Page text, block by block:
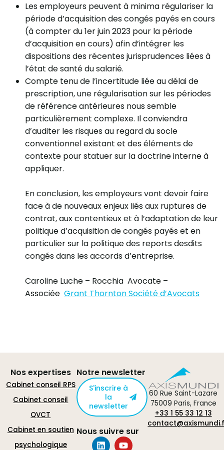
Les employeurs peuvent à minima régulariser la
période d’acquisition des congés payés en cours
(à compter du 1er juin 2023 pour la période
d’acquisition en cours) afin d’intégrer les
dispositions des récentes jurisprudences liées à
l’état de santé du salarié.
Compte tenu de l’incertitude liée au délai de
prescription, une régularisation sur les périodes
de référence antérieures nous semble
particulièrement complexe. Il conviendra
d’auditer les risques au regard du socle
conventionnel existant et des éléments de
contexte pour statuer sur la doctrine interne à
appliquer.
En conclusion, les employeurs vont devoir faire
face à de nouveaux enjeux liés aux ruptures de
contrat, aux contentieux et à l’adaptation de leur
politique d’acquisition de congés payés et en
particulier sur la politique des reports desdits
congés dans les accords d’entreprise.
Caroline Luche – Rocchia Avocate –
Associée Grant Thornton Société d’Avocats
60 Rue Saint-Lazare
75009 Paris, France
+33 1 55 33 12 13
Nos expertises
Cabinet conseil RPS
Cabinet conseil
QVCT
Cabinet en soutien
psychologique
Notre newsletter
S'inscrire à
la
newsletter
Nous suivre sur